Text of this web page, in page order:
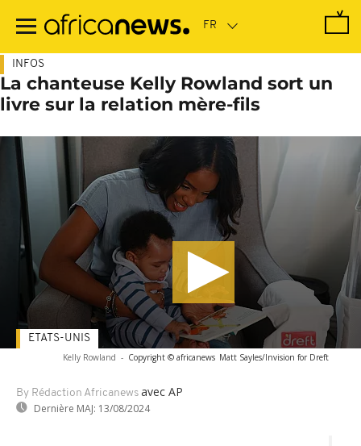
contenu
INFOS
La chanteuse Kelly Rowland sort un
livre sur la relation mère-fils
Kelly Rowland - Copyright © africanews Matt Sayles/Invision for Dreft
By Rédaction Africanews avec AP
Dernière MAJ: 13/08/2024
ETATS-UNIS